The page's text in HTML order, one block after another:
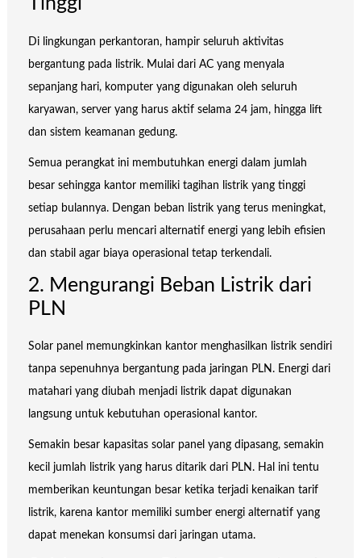
Di lingkungan perkantoran, hampir seluruh aktivitas
bergantung pada listrik. Mulai dari AC yang menyala
sepanjang hari, komputer yang digunakan oleh seluruh
karyawan, server yang harus aktif selama 24 jam, hingga lift
dan sistem keamanan gedung.
Semua perangkat ini membutuhkan energi dalam jumlah
besar sehingga kantor memiliki tagihan listrik yang tinggi
setiap bulannya. Dengan beban listrik yang terus meningkat,
perusahaan perlu mencari alternatif energi yang lebih efisien
dan stabil agar biaya operasional tetap terkendali.
2. Mengurangi Beban Listrik dari
PLN
Solar panel memungkinkan kantor menghasilkan listrik sendiri
tanpa sepenuhnya bergantung pada jaringan PLN. Energi dari
matahari yang diubah menjadi listrik dapat digunakan
langsung untuk kebutuhan operasional kantor.
Semakin besar kapasitas solar panel yang dipasang, semakin
kecil jumlah listrik yang harus ditarik dari PLN. Hal ini tentu
memberikan keuntungan besar ketika terjadi kenaikan tarif
listrik, karena kantor memiliki sumber energi alternatif yang
dapat menekan konsumsi dari jaringan utama.